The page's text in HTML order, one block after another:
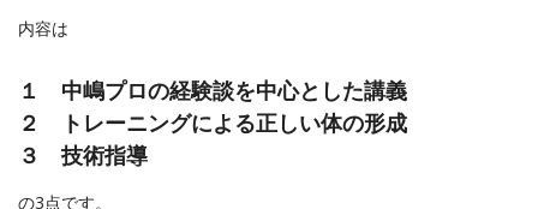
内容は
１ 中嶋プロの経験談を中心とした講義
２ トレーニングによる正しい体の形成
３ 技術指導
の3点です。